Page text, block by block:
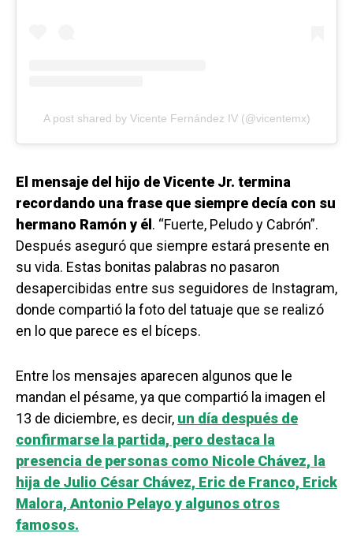
A post shared by Vicente Fernández IV (@vicentemx)
El mensaje del hijo de Vicente Jr. termina
recordando una frase que siempre decía con su
hermano Ramón y él. “Fuerte, Peludo y Cabrón”.
Después aseguró que siempre estará presente en
su vida. Estas bonitas palabras no pasaron
desapercibidas entre sus seguidores de Instagram,
donde compartió la foto del tatuaje que se realizó
en lo que parece es el bíceps.
Entre los mensajes aparecen algunos que le
mandan el pésame, ya que compartió la imagen el
13 de diciembre, es decir, un día después de
confirmarse la partida, pero destaca la
presencia de personas como Nicole Chávez, la
hija de Julio César Chávez, Eric de Franco, Erick
Malora, Antonio Pelayo y algunos otros
famosos.